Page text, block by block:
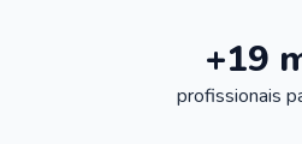
+19
profissionais